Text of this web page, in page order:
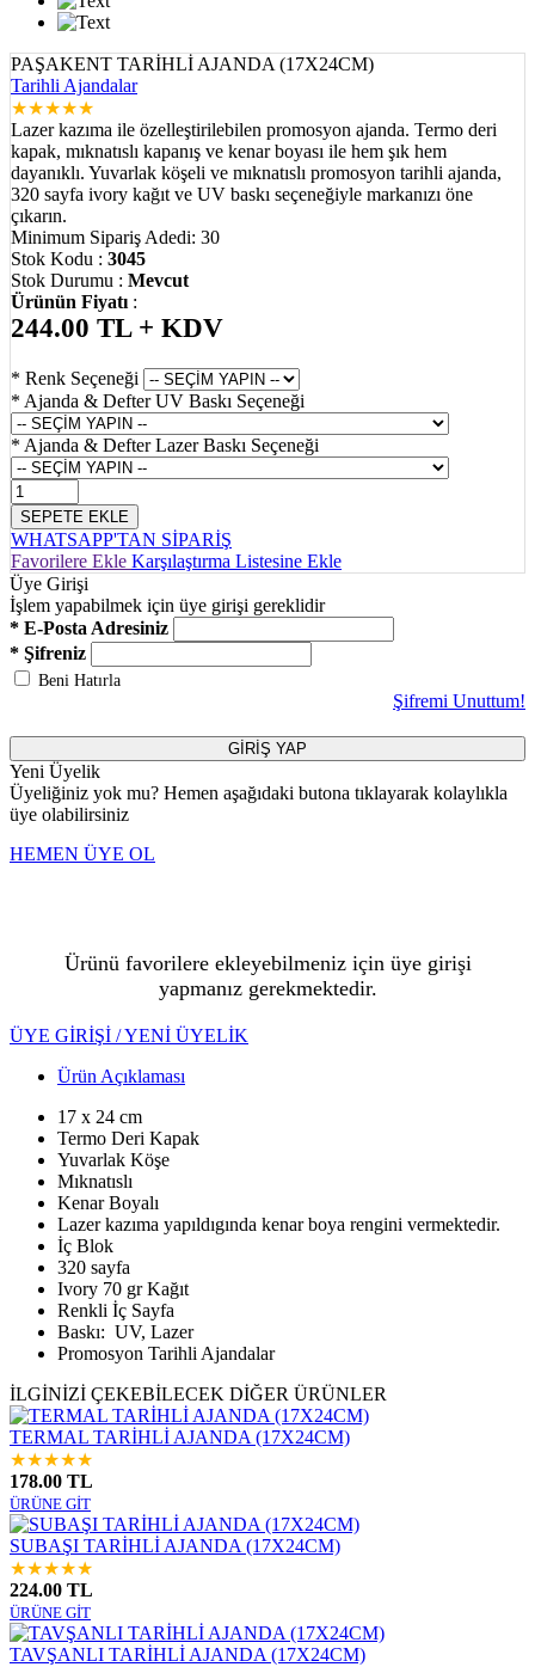
PAŞAKENT TARİHLİ AJANDA (17X24CM)
Tarihli Ajandalar
★★★★★
Lazer kazıma ile özelleştirilebilen promosyon ajanda. Termo deri
kapak, mıknatıslı kapanış ve kenar boyası ile hem şık hem
dayanıklı. Yuvarlak köşeli ve mıknatıslı promosyon tarihli ajanda,
320 sayfa ivory kağıt ve UV baskı seçeneğiyle markanızı öne
çıkarın.
Minimum Sipariş Adedi: 30
Stok Kodu : 3045
Stok Durumu : Mevcut
Ürünün Fiyatı :
244.00 TL + KDV
* Renk Seçeneği
* Ajanda & Defter UV Baskı Seçeneği
* Ajanda & Defter Lazer Baskı Seçeneği
SEPETE EKLE
WHATSAPP'TAN SİPARİŞ
Favorilere Ekle Karşılaştırma Listesine Ekle
Üye Girişi
İşlem yapabilmek için üye girişi gereklidir
* E-Posta Adresiniz
* Şifreniz
Beni Hatırla
Şifremi Unuttum!
GİRİŞ YAP
Yeni Üyelik
Üyeliğiniz yok mu? Hemen aşağıdaki butona tıklayarak kolaylıkla
üye olabilirsiniz
HEMEN ÜYE OL
Ürünü favorilere ekleyebilmeniz için üye girişi
yapmanız gerekmektedir.
ÜYE GİRİŞİ / YENİ ÜYELİK
Ürün Açıklaması
17 x 24 cm
Termo Deri Kapak
Yuvarlak Köşe
Mıknatıslı
Kenar Boyalı
Lazer kazıma yapıldıgında kenar boya rengini vermektedir.
İç Blok
320 sayfa
Ivory 70 gr Kağıt
Renkli İç Sayfa
Baskı: UV, Lazer
Promosyon Tarihli Ajandalar
İLGİNİZİ ÇEKEBİLECEK DİĞER ÜRÜNLER
TERMAL TARİHLİ AJANDA (17X24CM)
★★★★★
178.00 TL
ÜRÜNE GİT
SUBAŞI TARİHLİ AJANDA (17X24CM)
★★★★★
224.00 TL
ÜRÜNE GİT
TAVŞANLI TARİHLİ AJANDA (17X24CM)